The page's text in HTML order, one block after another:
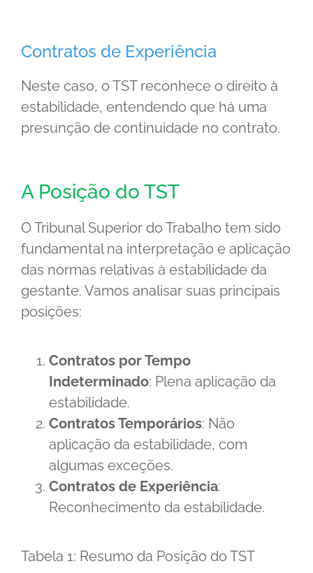
Contratos de Experiência
Neste caso, o TST reconhece o direito à
estabilidade, entendendo que há uma
presunção de continuidade no contrato.
A Posição do TST
O Tribunal Superior do Trabalho tem sido
fundamental na interpretação e aplicação
das normas relativas à estabilidade da
gestante. Vamos analisar suas principais
posições:
Contratos por Tempo
Indeterminado: Plena aplicação da
estabilidade.
Contratos Temporários: Não
aplicação da estabilidade, com
algumas exceções.
Contratos de Experiência:
Reconhecimento da estabilidade.
Tabela 1: Resumo da Posição do TST